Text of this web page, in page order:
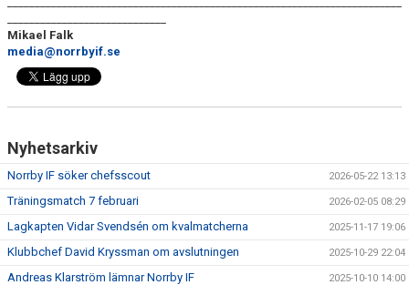
Mikael Falk
media@norrbyif.se
Nyhetsarkiv
Norrby IF söker chefsscout 2026-05-22 13:13
Träningsmatch 7 februari 2026-02-05 08:29
Lagkapten Vidar Svendsén om kvalmatcherna 2025-11-17 19:06
Klubbchef David Kryssman om avslutningen 2025-10-29 22:04
Andreas Klarström lämnar Norrby IF 2025-10-10 14:00